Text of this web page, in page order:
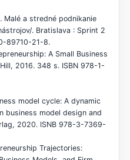
Malé a stredné podnikanie
. Bratislava : Sprint 2
89710-21-8.
A Small Business
2016. 348 s. ISBN 978-1-
model cycle: A dynamic
business model design and
2020. ISNB 978-3-7369-
Trajectories: